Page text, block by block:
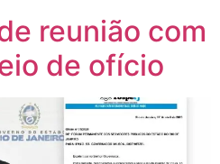
reunião com
de ofício